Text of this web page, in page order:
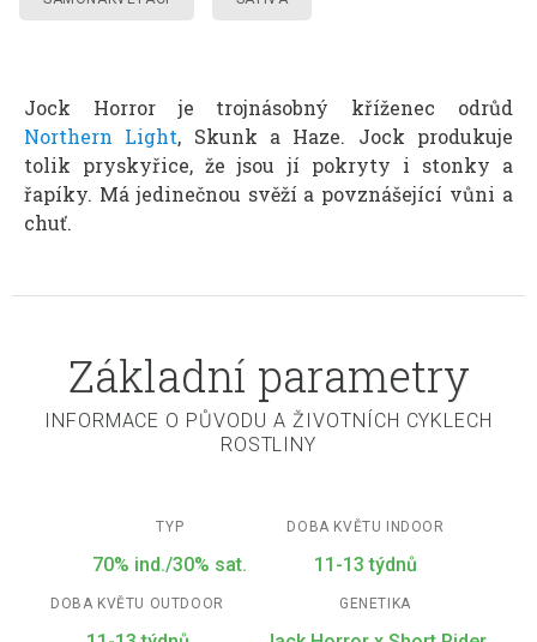
Jock Horror je trojnásobný kříženec odrůd
Northern Light, Skunk a Haze. Jock produkuje
tolik pryskyřice, že jsou jí pokryty i stonky a
řapíky. Má jedinečnou svěží a povznášející vůni a
chuť.
Základní parametry
INFORMACE O PŮVODU A ŽIVOTNÍCH CYKLECH
ROSTLINY
TYP
70% ind./30% sat.
DOBA KVĚTU INDOOR
11-13 týdnů
DOBA KVĚTU OUTDOOR GENETIKA